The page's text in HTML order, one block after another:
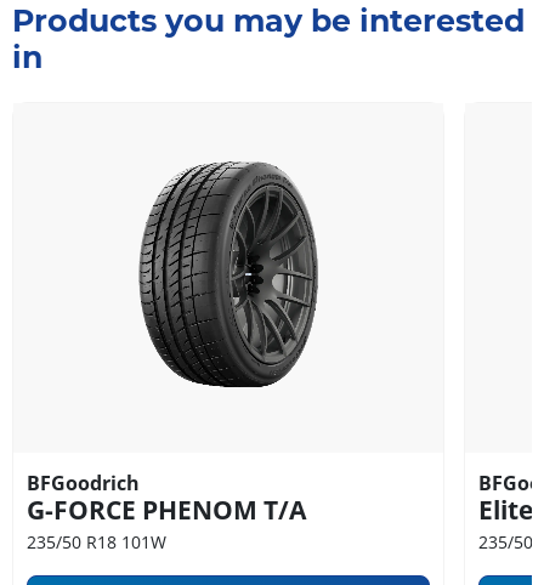
Products you may be interested
in
BFGoodrich
G-FORCE PHENOM T/A
235/50 R18 101W 235/50